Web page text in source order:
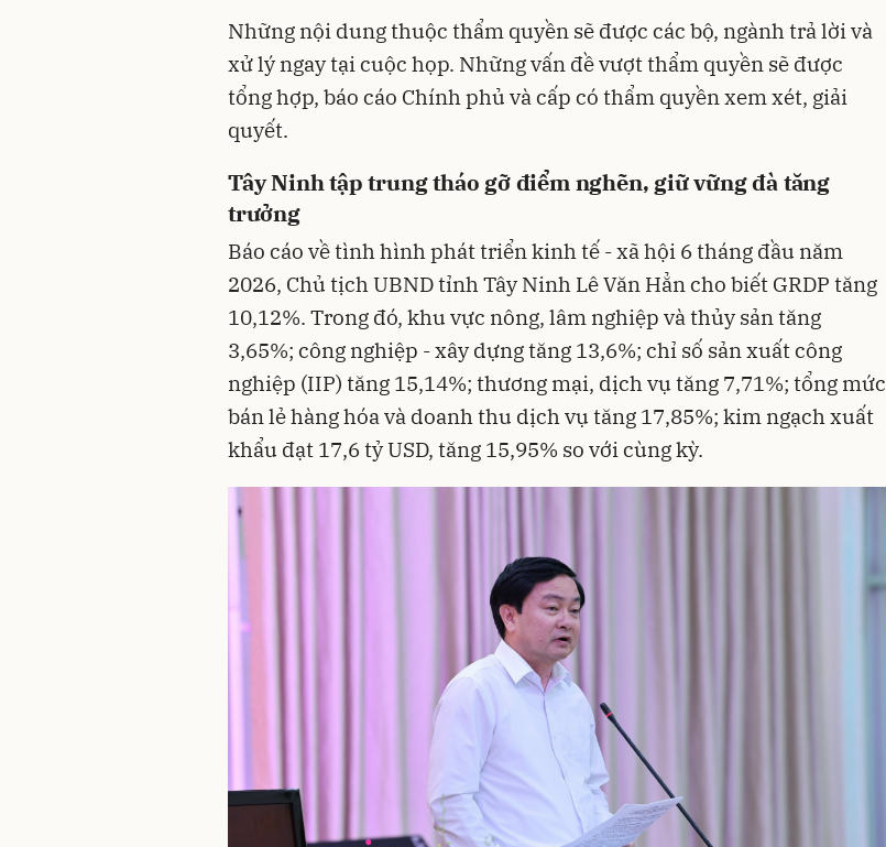
Những nội dung thuộc thẩm quyền sẽ được các bộ, ngành trả lời và
xử lý ngay tại cuộc họp. Những vấn đề vượt thẩm quyền sẽ được
tổng hợp, báo cáo Chính phủ và cấp có thẩm quyền xem xét, giải
quyết.
Tây Ninh tập trung tháo gỡ điểm nghẽn, giữ vững đà tăng
trưởng
Báo cáo về tình hình phát triển kinh tế - xã hội 6 tháng đầu năm
2026, Chủ tịch UBND tỉnh Tây Ninh Lê Văn Hẳn cho biết GRDP tăng
10,12%. Trong đó, khu vực nông, lâm nghiệp và thủy sản tăng
3,65%; công nghiệp - xây dựng tăng 13,6%; chỉ số sản xuất công
nghiệp (IIP) tăng 15,14%; thương mại, dịch vụ tăng 7,71%; tổng mức
bán lẻ hàng hóa và doanh thu dịch vụ tăng 17,85%; kim ngạch xuất
khẩu đạt 17,6 tỷ USD, tăng 15,95% so với cùng kỳ.